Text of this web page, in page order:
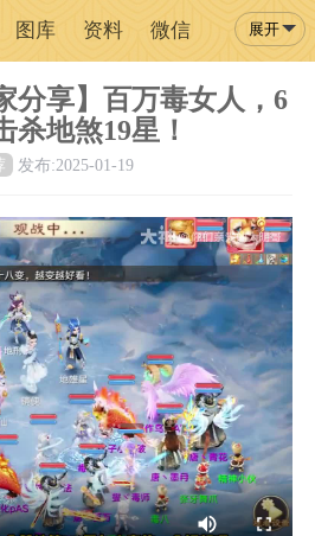
图库 资料 微信 展开
分享】百万毒女人，6
杀地煞19星！
发布:2025-01-19